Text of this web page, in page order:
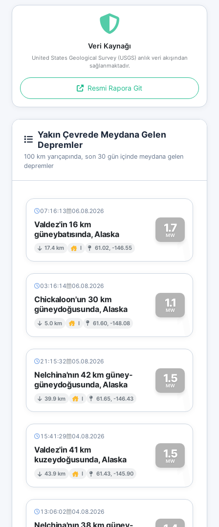
Veri Kaynağı
United States Geological Survey (USGS) anlık veri akışından
sağlanmaktadır.
Resmi Rapora Git
Yakın Çevrede Meydana Gelen
Depremler
100 km yarıçapında, son 30 gün içinde meydana gelen
depremler
07:16:13 06.08.2026
Valdez'in 16 km
güneybatısında, Alaska
17.4 km I 61.02, -146.55
1.7
MW1
03:16:14 06.08.2026
Chickaloon'un 30 km
güneydoğusunda, Alaska
5.0 km I 61.60, -148.08
1.1
MW1
21:15:32 05.08.2026
Nelchina'nın 42 km güney-
güneydoğusunda, Alaska
39.9 km I 61.65, -146.43
1.5
MW1
15:41:29 04.08.2026
Valdez'in 41 km
kuzeydoğusunda, Alaska
43.9 km I 61.43, -145.90
1.5
MW1
13:06:02 04.08.2026
Nelchina'nın 38 km güney-